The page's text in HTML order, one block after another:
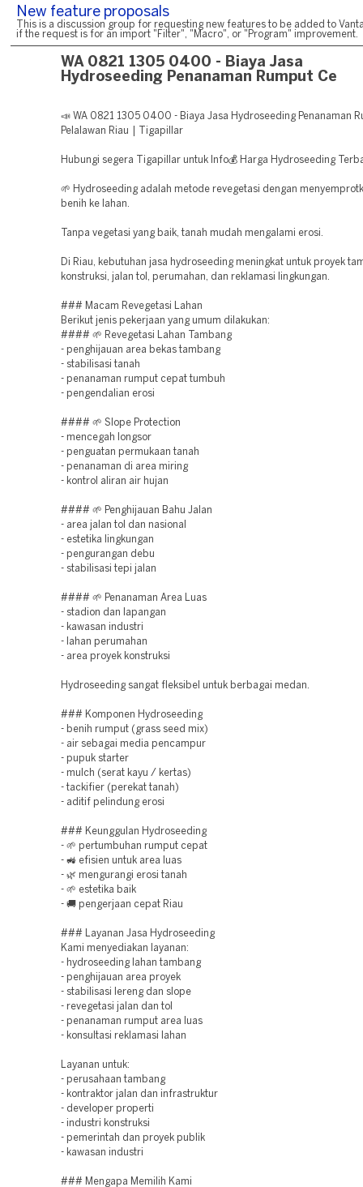
New feature proposals
This is a discussion group for requesting new features to be added to
if the request is for an import "Filter", "Macro", or "Program" improvement.
WA 0821 1305 0400 - Biaya Jasa
Hydroseeding Penanaman Rumput Ce
📣 WA 0821 1305 0400 - Biaya Jasa Hydroseeding Penanaman
Pelalawan Riau | Tigapillar
Hubungi segera Tigapillar untuk Info💰 Harga Hydroseeding
🌱 Hydroseeding adalah metode revegetasi dengan
benih ke lahan.
Tanpa vegetasi yang baik, tanah mudah mengalami erosi.
Di Riau, kebutuhan jasa hydroseeding meningkat untuk proyek
konstruksi, jalan tol, perumahan, dan reklamasi lingkungan.
### Macam Revegetasi Lahan
Berikut jenis pekerjaan yang umum dilakukan:
#### 🌱 Revegetasi Lahan Tambang
- penghijauan area bekas tambang
- stabilisasi tanah
- penanaman rumput cepat tumbuh
- pengendalian erosi
#### 🌱 Slope Protection
- mencegah longsor
- penguatan permukaan tanah
- penanaman di area miring
- kontrol aliran air hujan
#### 🌱 Penghijauan Bahu Jalan
- area jalan tol dan nasional
- estetika lingkungan
- pengurangan debu
- stabilisasi tepi jalan
#### 🌱 Penanaman Area Luas
- stadion dan lapangan
- kawasan industri
- lahan perumahan
- area proyek konstruksi
Hydroseeding sangat fleksibel untuk berbagai medan.
### Komponen Hydroseeding
- benih rumput (grass seed mix)
- air sebagai media pencampur
- pupuk starter
- mulch (serat kayu / kertas)
- tackifier (perekat tanah)
- aditif pelindung erosi
### Keunggulan Hydroseeding
- 🌱 pertumbuhan rumput cepat
- 🚜 efisien untuk area luas
- 🌿 mengurangi erosi tanah
- 🌱 estetika baik
- 🚚 pengerjaan cepat Riau
### Layanan Jasa Hydroseeding
Kami menyediakan layanan:
- hydroseeding lahan tambang
- penghijauan area proyek
- stabilisasi lereng dan slope
- revegetasi jalan dan tol
- penanaman rumput area luas
- konsultasi reklamasi lahan
Layanan untuk:
- perusahaan tambang
- kontraktor jalan dan infrastruktur
- developer properti
- industri konstruksi
- pemerintah dan proyek publik
- kawasan industri
### Mengapa Memilih Kami